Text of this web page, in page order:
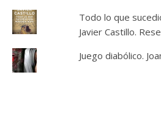
Todo lo que
Javier Castillo.
Juego diabólico.